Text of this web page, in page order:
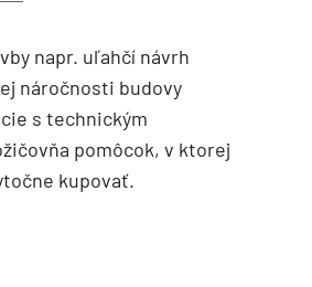
napr. uľahčí návrh
náročnosti budovy
s technickým
pomôcok, v ktorej
kupovať.